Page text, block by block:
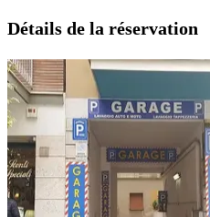
Détails de la réservation